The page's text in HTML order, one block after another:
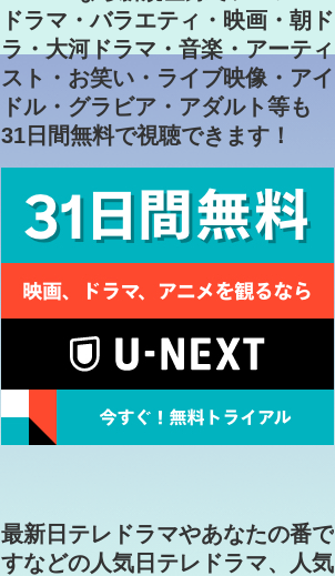
ドラマ・バラエティ・映画・朝ド
ラ・大河ドラマ・音楽・アーティ
スト・お笑い・ライブ映像・アイ
ドル・グラビア・アダルト等も
31日間無料で視聴できます！
最新日テレドラマやあなたの番で
すなどの人気日テレドラマ、人気